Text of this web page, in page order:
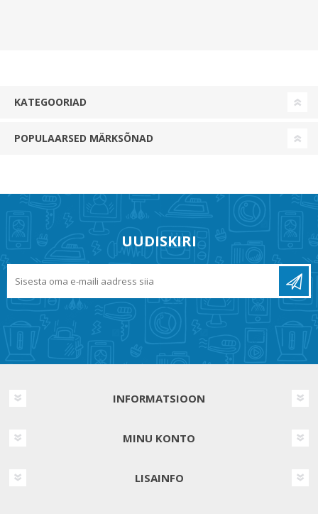
KATEGOORIAD
POPULAARSED MÄRKSÕNAD
UUDISKIRI
INFORMATSIOON
MINU KONTO
LISAINFO